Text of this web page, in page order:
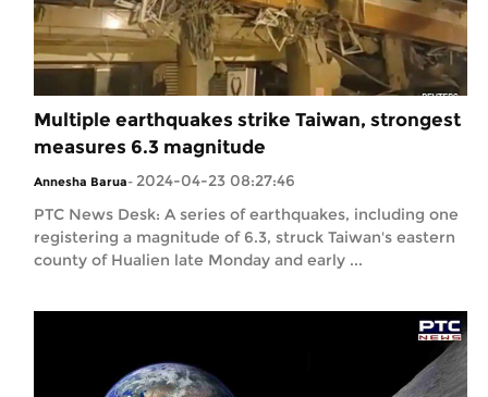
Multiple earthquakes strike Taiwan, strongest
measures 6.3 magnitude
Annesha Barua- 2024-04-23 08:27:46
PTC News Desk: A series of earthquakes, including one
registering a magnitude of 6.3, struck Taiwan's eastern
county of Hualien late Monday and early ...